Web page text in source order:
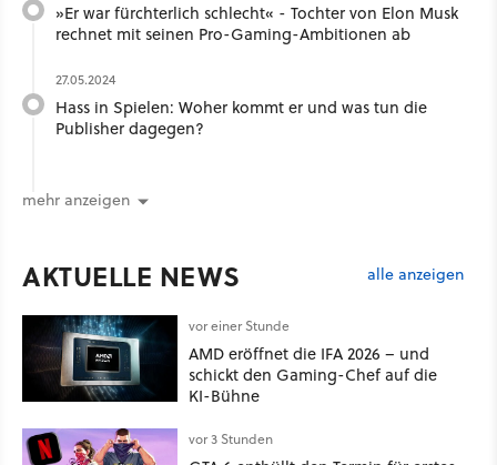
»Er war fürchterlich schlecht« - Tochter von Elon Musk
rechnet mit seinen Pro-Gaming-Ambitionen ab
27.05.2024
Hass in Spielen: Woher kommt er und was tun die
Publisher dagegen?
mehr anzeigen
AKTUELLE NEWS alle anzeigen
vor einer Stunde
AMD eröffnet die IFA 2026 – und
schickt den Gaming-Chef auf die
KI-Bühne
vor 3 Stunden